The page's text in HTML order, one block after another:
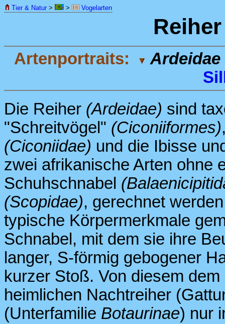
Tier & Natur > > Vogelarten
Artenportraits: Ardeidae
Die Reiher (Ardeidae) sind
"Schreitvögel" (Ciconiiformes)
(Ciconiidae) und die Ibisse
zwei afrikanische Arten ohne
Schuhschnabel
(Scopidae), gerechnet
typische Körpermerkmale
Schnabel, mit dem sie ihre
langer, S-förmig gebogener
kurzer Stoß. Von diesem
heimlichen Nachtreiher
(Unterfamilie Botaurinae) nur